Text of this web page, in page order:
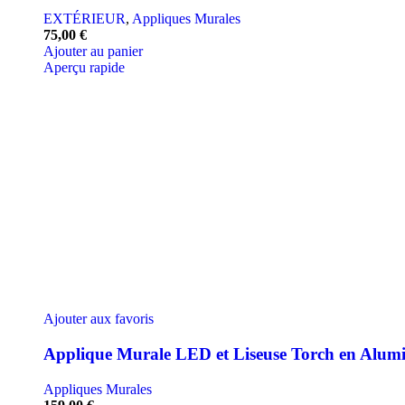
EXTÉRIEUR, Appliques Murales
75,00 €
Ajouter au panier
Aperçu rapide
Ajouter aux favoris
Applique Murale LED et Liseuse Torch en
Appliques Murales